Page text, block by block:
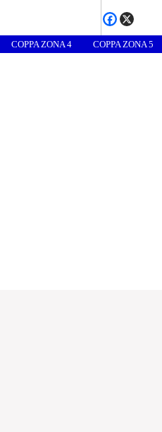
COPPA ZONA 4 COPPA ZONA 5